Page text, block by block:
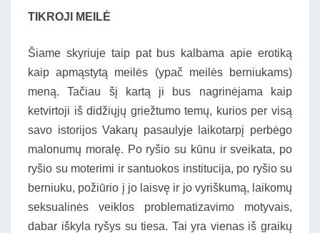
TIKROJI MEILĖ
Šiame skyriuje taip pat bus kalbama apie erotiką
kaip apmąstytą meilės (ypač meilės berniukams)
meną. Tačiau šį kartą ji bus nagrinėjama kaip
ketvirtoji iš didžiųjų griežtumo temų, kurios per visą
savo istorijos Vakarų pasaulyje laikotarpį perbėgo
malonumų moralę. Po ryšio su kūnu ir sveikata, po
ryšio su moterimi ir santuokos institucija, po ryšio su
berniuku, požiūrio į jo laisvę ir jo vyriškumą, laikomų
seksualinės veiklos problematizavimo motyvais,
dabar iškyla ryšys su tiesa. Tai yra vienas iš graikų